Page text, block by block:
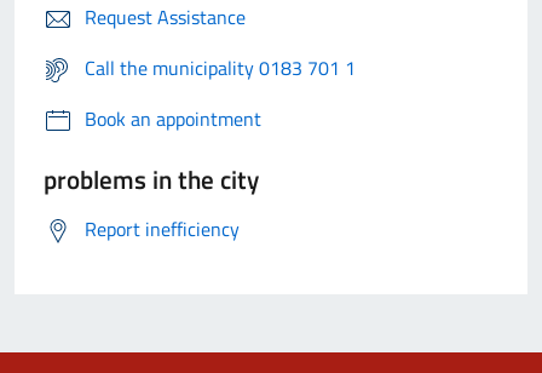
Request Assistance
Call the municipality 0183 701 1
Book an appointment
problems in the city
Report inefficiency